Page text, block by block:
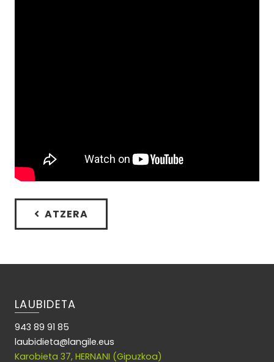
ATZERA
LAUBIDETA
943 89 91 85
laubidieta@langile.eus
Karobieta 37, HERNANI (Gipuzkoa)